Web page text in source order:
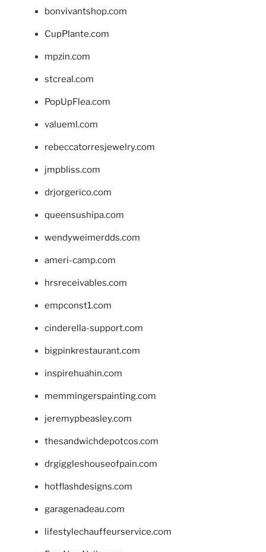
bonvivantshop.com
CupPlante.com
mpzin.com
stcreal.com
PopUpFlea.com
valueml.com
rebeccatorresjewelry.com
jmpbliss.com
drjorgerico.com
queensushipa.com
wendyweimerdds.com
ameri-camp.com
hrsreceivables.com
empconst1.com
cinderella-support.com
bigpinkrestaurant.com
inspirehuahin.com
memmingerspainting.com
jeremypbeasley.com
thesandwichdepotcos.com
drgiggleshouseofpain.com
hotflashdesigns.com
garagenadeau.com
lifestylechauffeurservice.com